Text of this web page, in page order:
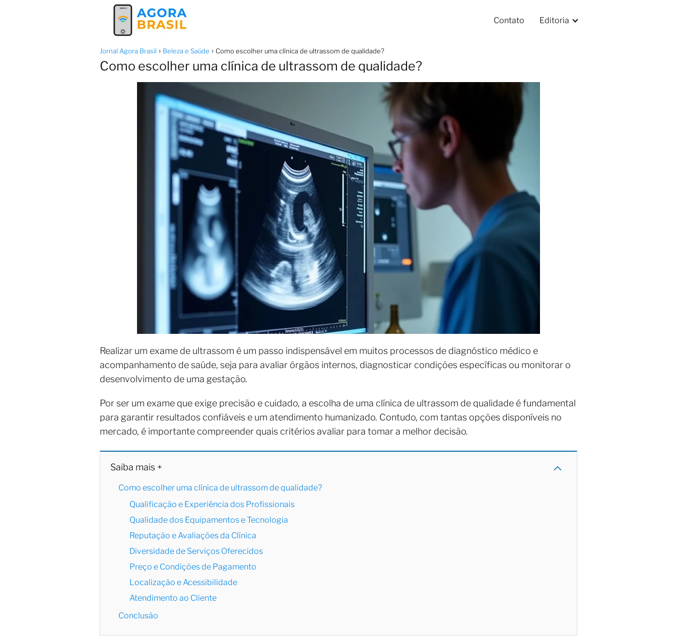
Contato Editoria
Jornal Agora Brasil Beleza e Saúde Como escolher uma clínica de ultrassom de qualidade?
Como escolher uma clínica de ultrassom de qualidade?
Realizar um exame de ultrassom é um passo indispensável em muitos processos de diagnóstico médico e
acompanhamento de saúde, seja para avaliar órgãos internos, diagnosticar condições específicas ou monitorar o
desenvolvimento de uma gestação.
Por ser um exame que exige precisão e cuidado, a escolha de uma clínica de ultrassom de qualidade é fundamental
para garantir resultados confiáveis e um atendimento humanizado. Contudo, com tantas opções disponíveis no
mercado, é importante compreender quais critérios avaliar para tomar a melhor decisão.
Saiba mais +
Como escolher uma clínica de ultrassom de qualidade?
Qualificação e Experiência dos Profissionais
Qualidade dos Equipamentos e Tecnologia
Reputação e Avaliações da Clínica
Diversidade de Serviços Oferecidos
Preço e Condições de Pagamento
Localização e Acessibilidade
Atendimento ao Cliente
Conclusão